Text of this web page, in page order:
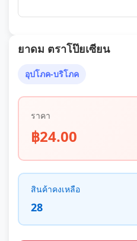
ยาดม ตราโป๊ยเซียน
อุปโภค-บริโภค
ราคา
฿24.00
สินค้าคงเหลือ
28